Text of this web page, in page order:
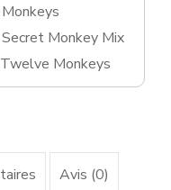
Monkey Mix
Twelve Monkeys
Avis (0)